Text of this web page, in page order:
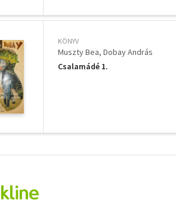
KÖNYV
Muszty Bea Dobay András
Csalamádé 1.